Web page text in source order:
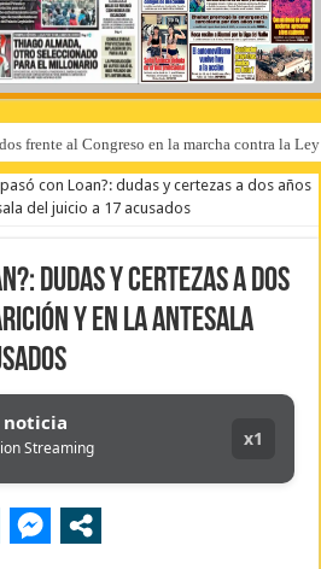
frente al Congreso en la marcha contra la
con Loan?: dudas y certezas a dos años
del juicio a 17 acusados
dudas y certezas a dos
y en la antesala
noticia
Streaming x1